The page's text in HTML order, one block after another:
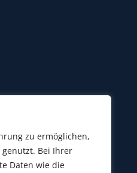
zu ermöglichen,
genutzt. Bei Ihrer
Daten wie die